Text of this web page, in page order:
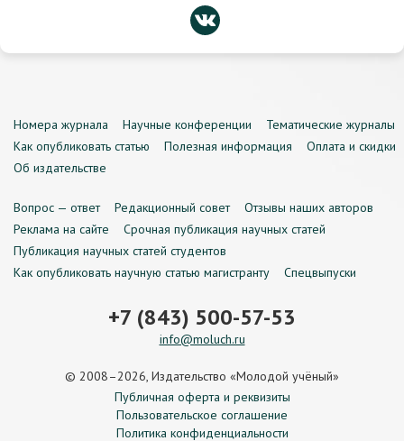
Номера журнала Научные конференции
Тематические журналы
Как опубликовать статью
Полезная информация
Оплата и скидки
Об издательстве
Вопрос — ответ Редакционный совет
Отзывы наших авторов
Реклама на сайте
Срочная публикация научных статей
Публикация научных статей студентов
Как опубликовать научную статью магистранту
Спецвыпуски
+7 (843) 500-57-53
info@moluch.ru
© 2008–2026, Издательство «Молодой учёный»
Публичная оферта и реквизиты
Пользовательское соглашение
Политика конфиденциальности